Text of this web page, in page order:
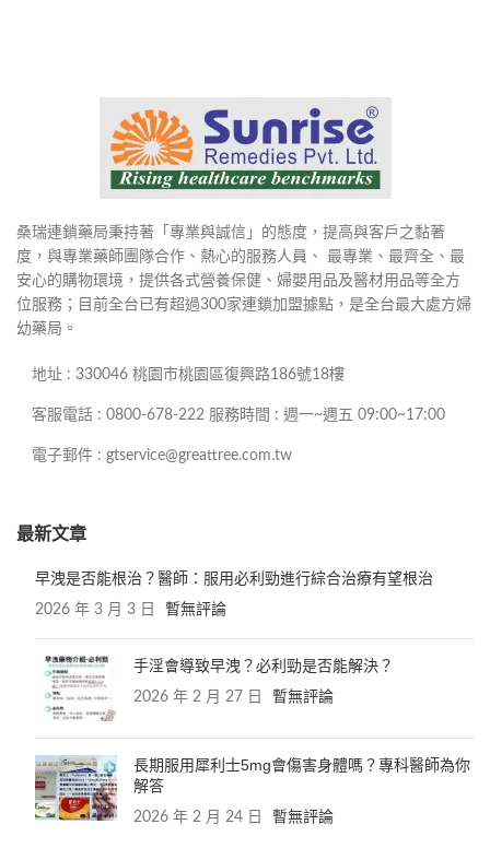
桑瑞連鎖藥局秉持著「專業與誠信」的態度，提高與客戶之黏著
度，與專業藥師團隊合作、熱心的服務人員、 最專業、最齊全、最
安心的購物環境，提供各式營養保健、婦嬰用品及醫材用品等全方
位服務；目前全台已有超過300家連鎖加盟據點，是全台最大處方婦
幼藥局。
地址 : 330046 桃園市桃園區復興路186號18樓
客服電話 : 0800-678-222 服務時間 : 週一~週五 09:00~17:00
電子郵件 : gtservice@greattree.com.tw
最新文章
早洩是否能根治？醫師：服用必利勁進行綜合治療有望根治
2026 年 3 月 3 日 暫無評論
手淫會導致早洩？必利勁是否能解決？
2026 年 2 月 27 日 暫無評論
長期服用犀利士5mg會傷害身體嗎？專科醫師為你
解答
2026 年 2 月 24 日 暫無評論